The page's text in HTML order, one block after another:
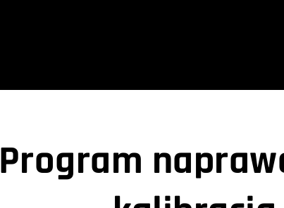
Program